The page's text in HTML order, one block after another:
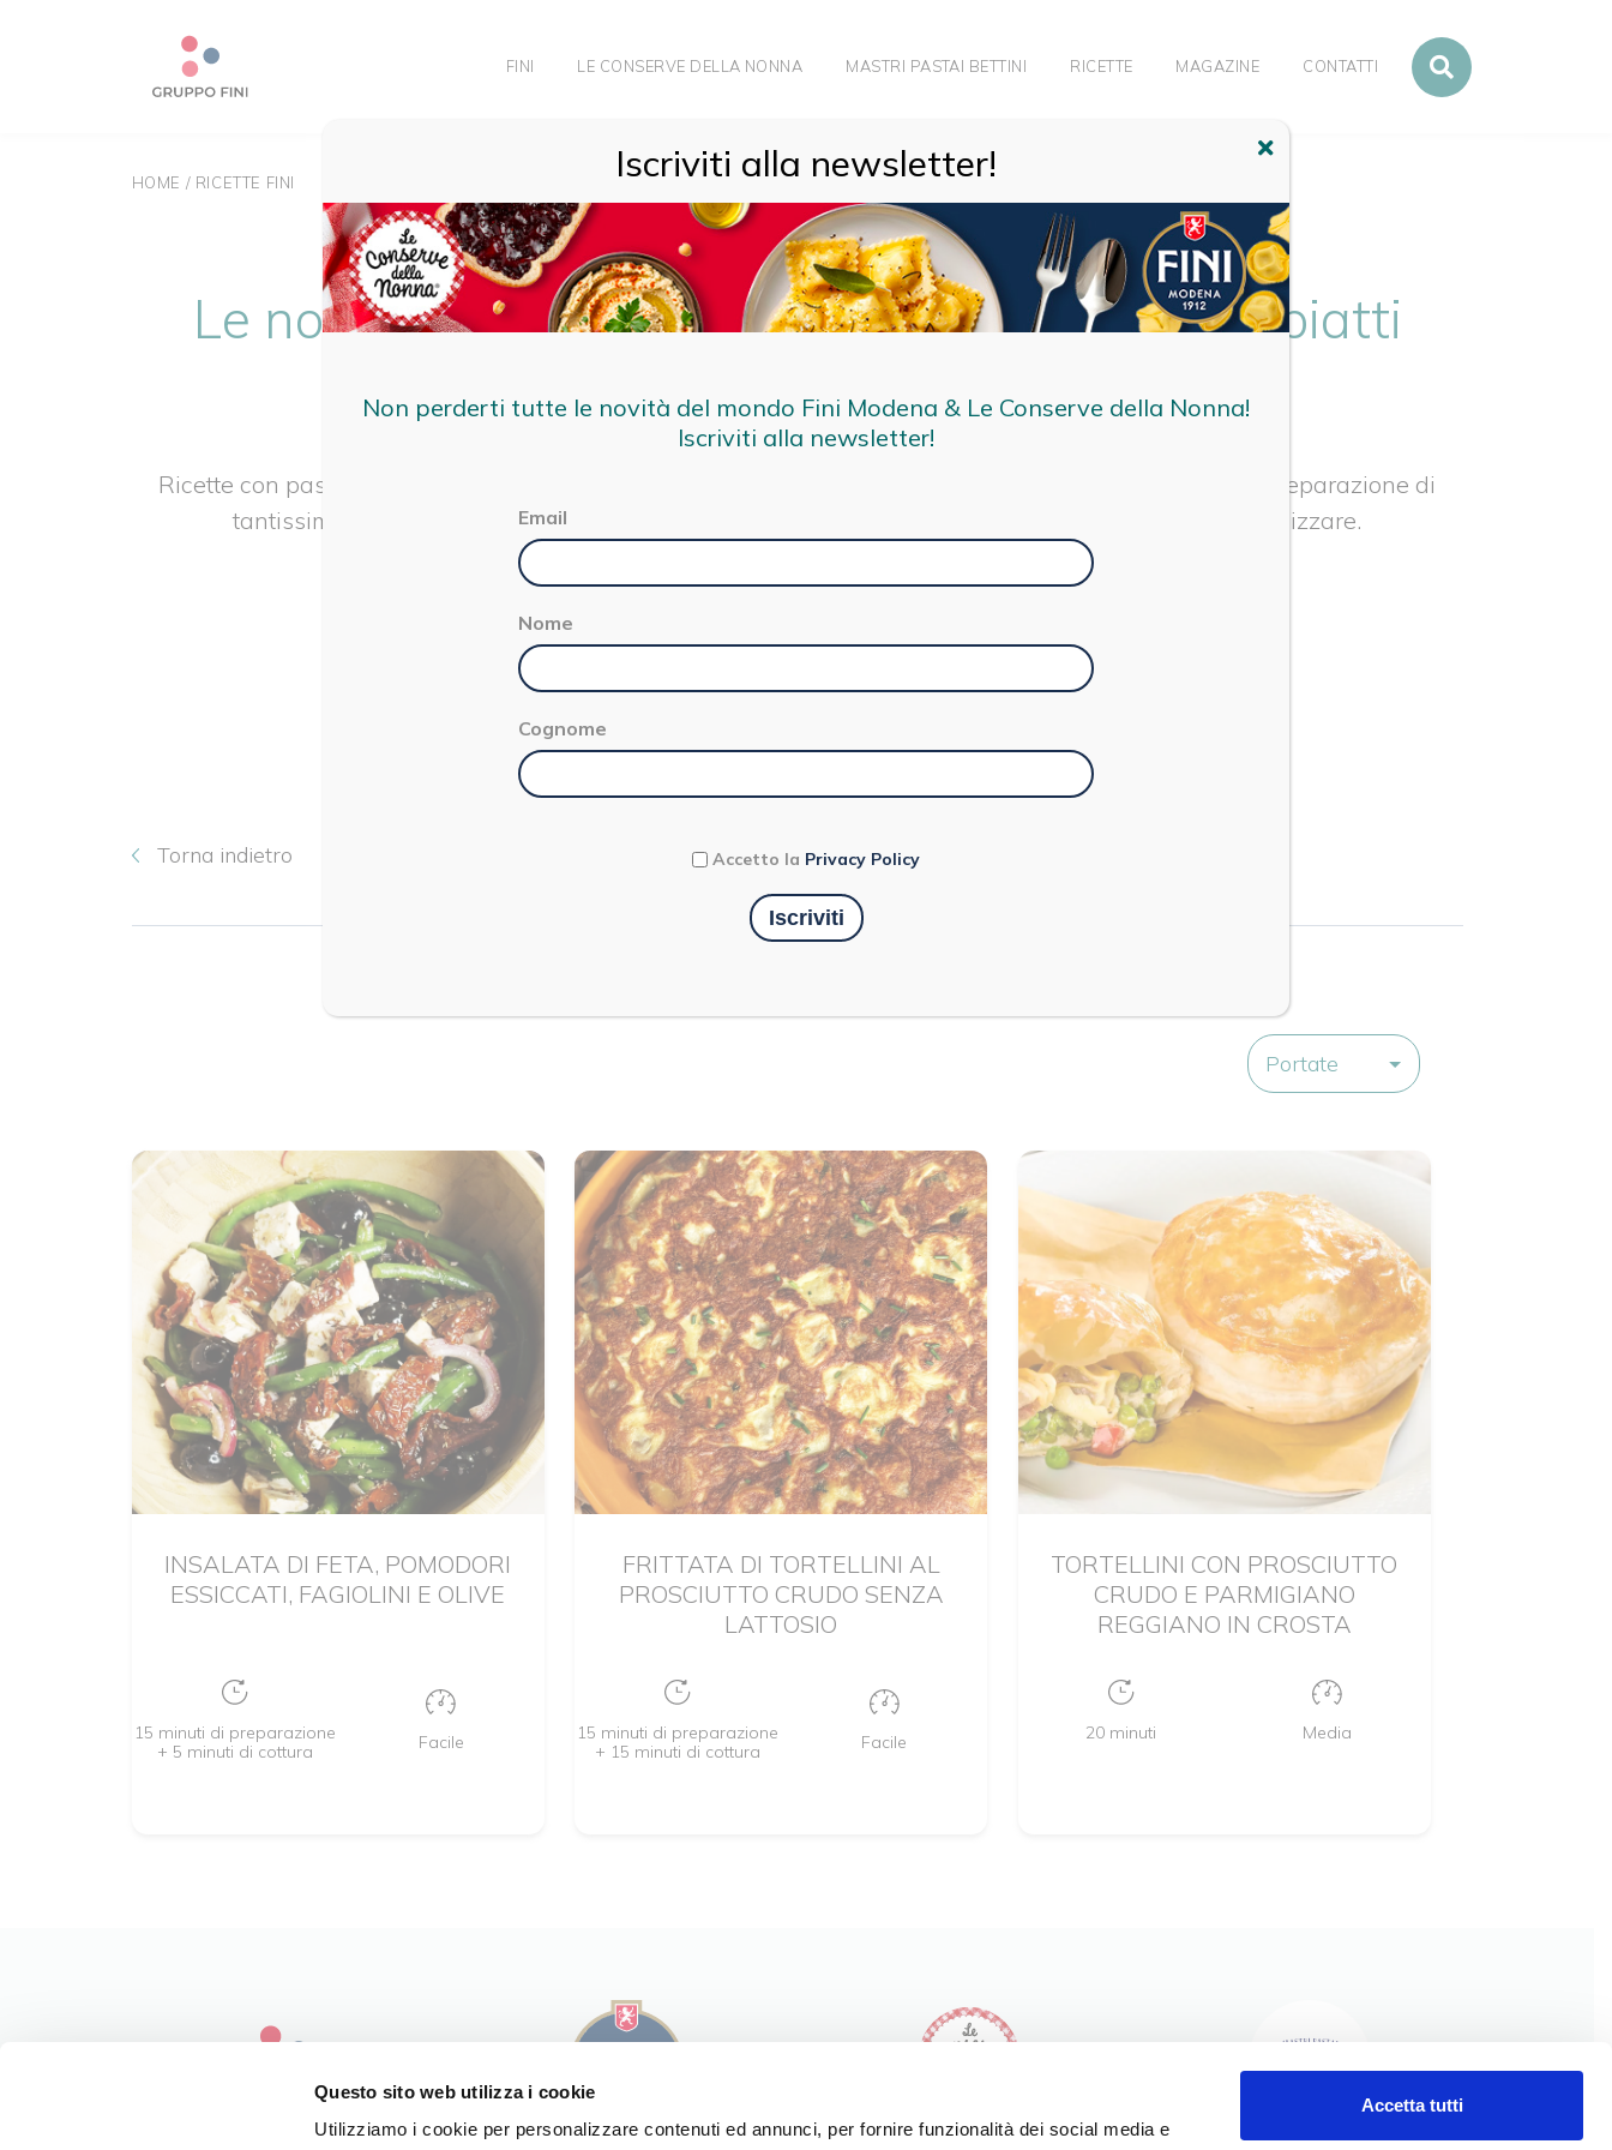
Questo sito web utilizza i cookie
Utilizziamo i cookie per personalizzare contenuti ed annunci, per fornire funzionalità dei social media e
Accetta tutti
FINI LE CONSERVE DELLA NONNA MASTRI PASTAI BETTINI RICETTE MAGAZINE CONTATTI
HOME / RICETTE FINI
Le nostre ricette: pasta fresca ripiena e primi piatti
gourmet
Ricette con pasta fresca ripiena e primi piatti gourmet: scopri consigli, ingredienti, tempi e modalità di preparazione di
tantissime ricette per deliziare la tua famiglia ed i tuoi ospiti. Ricette per tutti, facili e veloci da realizzare.
Torna indietro
Portate
INSALATA DI FETA, POMODORI
ESSICCATI, FAGIOLINI E OLIVE
15 minuti di preparazione
+ 5 minuti di cottura
Facile
FRITTATA DI TORTELLINI AL
PROSCIUTTO CRUDO SENZA
LATTOSIO
15 minuti di preparazione
+ 15 minuti di cottura
Facile
TORTELLINI CON PROSCIUTTO
CRUDO E PARMIGIANO
REGGIANO IN CROSTA
20 minuti Media
Iscriviti alla newsletter!
Non perderti tutte le novità del mondo Fini Modena & Le Conserve della Nonna!
Iscriviti alla newsletter!
Email
Nome
Cognome
Accetto la Privacy Policy